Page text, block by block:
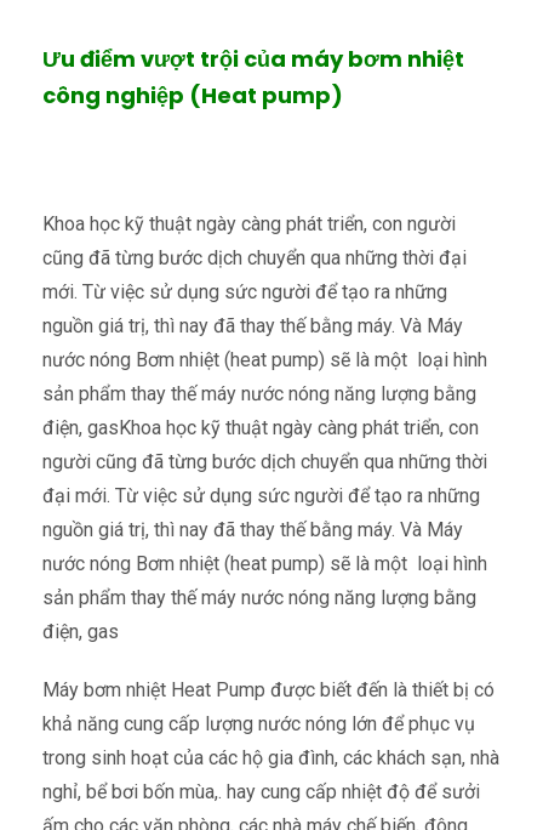
Ưu điểm vượt trội của máy bơm nhiệt
công nghiệp (Heat pump)
Khoa học kỹ thuật ngày càng phát triển, con người
cũng đã từng bước dịch chuyển qua những thời đại
mới. Từ việc sử dụng sức người để tạo ra những
nguồn giá trị, thì nay đã thay thế bằng máy. Và Máy
nước nóng Bơm nhiệt (heat pump) sẽ là một loại hình
sản phẩm thay thế máy nước nóng năng lượng bằng
điện, gasKhoa học kỹ thuật ngày càng phát triển, con
người cũng đã từng bước dịch chuyển qua những thời
đại mới. Từ việc sử dụng sức người để tạo ra những
nguồn giá trị, thì nay đã thay thế bằng máy. Và Máy
nước nóng Bơm nhiệt (heat pump) sẽ là một loại hình
sản phẩm thay thế máy nước nóng năng lượng bằng
điện, gas
Máy bơm nhiệt Heat Pump được biết đến là thiết bị có
khả năng cung cấp lượng nước nóng lớn để phục vụ
trong sinh hoạt của các hộ gia đình, các khách sạn, nhà
nghỉ, bể bơi bốn mùa,. hay cung cấp nhiệt độ để sưởi